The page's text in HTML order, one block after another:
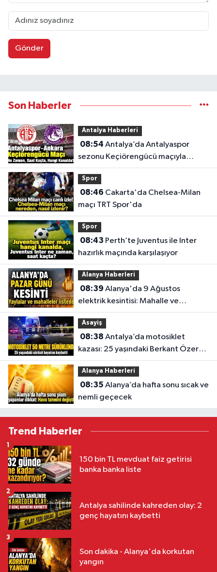
Gönder
Son Haberler
Antalya Haberleri
08:54
sezonu Keçiörengücü maçıyla
açıyor
Spor
08:46
maçı TRT Spor'da
Spor
08:43
hazırlık maçında karşılaşıyor
Alanya Haberleri
08:39
elektrik kesintisi: Mahalle ve
yaylaların listesi açıklandı
Asayiş
08:38
kazası: 25 yaşındaki Berkant Özer
hayatını kaybetti
Alanya Haberleri
08:35
nemli geçecek
Trend Haberler
150 bin TL mevduat faiz getirisi
banka banka liste
1
Antalya sahilinde kahreden olay: 2
genç hayatını kaybetti
2
Son dakika - Alanya'da korkutan
yangın
3